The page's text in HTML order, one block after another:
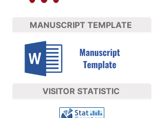
MANUSCRIPT TEMPLATE
VISITOR STATISTIC